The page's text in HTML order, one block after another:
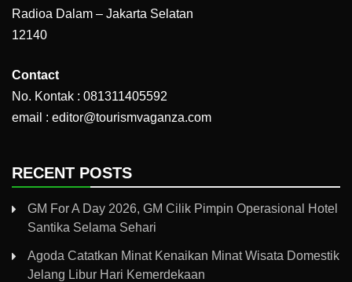
Radioa Dalam – Jakarta Selatan
12140
Contact
No. Kontak : 081311405592
email : editor@tourismvaganza.com
RECENT POSTS
GM For A Day 2026, GM Cilik Pimpin Operasional Hotel
Santika Selama Sehari
Agoda Catatkan Minat Kenaikan Minat Wisata Domestik
Jelang Libur Hari Kemerdekaan